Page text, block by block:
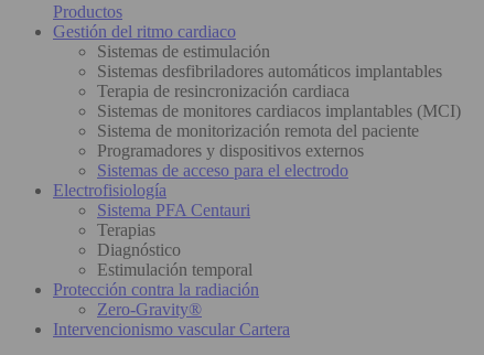
Productos
Gestión del ritmo cardiaco
Sistemas de estimulación
Sistemas desfibriladores automáticos implantables
Terapia de resincronización cardiaca
Sistemas de monitores cardiacos implantables (MCI)
Sistema de monitorización remota del paciente
Programadores y dispositivos externos
Sistemas de acceso para el electrodo
Electrofisiología
Sistema PFA Centauri
Terapias
Diagnóstico
Estimulación temporal
Protección contra la radiación
Zero-Gravity®
Intervencionismo vascular Cartera